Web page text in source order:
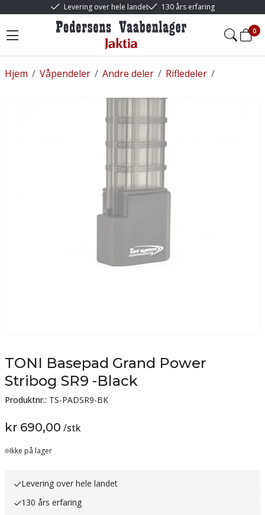
Levering over hele landet 130 års erfaring
0
/
Hjem /
Våpendeler /
Andre deler /
Rifledeler
TONI Basepad Grand Power
Stribog SR9 -Black
Produktnr.: TS-PADSR9-BK
kr 690,00 /stk
Lager
Ikke på lager
Levering over hele landet
130 års erfaring